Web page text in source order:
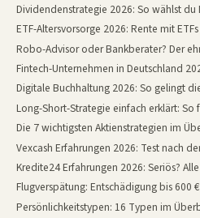
Dividendenstrategie 2026: So wählst du
ETF-Altersvorsorge 2026: Rente mit
Robo-Advisor oder Bankberater? Der
Fintech-Unternehmen in Deutschland
Digitale Buchhaltung 2026: So gelingt
Long-Short-Strategie einfach erklärt: So
Die 7 wichtigsten Aktienstrategien im
Vexcash Erfahrungen 2026: Test nach
Kredite24 Erfahrungen 2026: Seriös?
Flugverspätung: Entschädigung bis 600
Persönlichkeitstypen: 16 Typen im